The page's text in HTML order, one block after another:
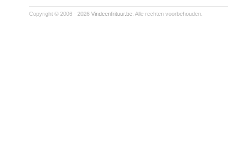
Copyright © 2006 - 2026 Vindeenfrituur.be . Alle rechten voorbehouden.